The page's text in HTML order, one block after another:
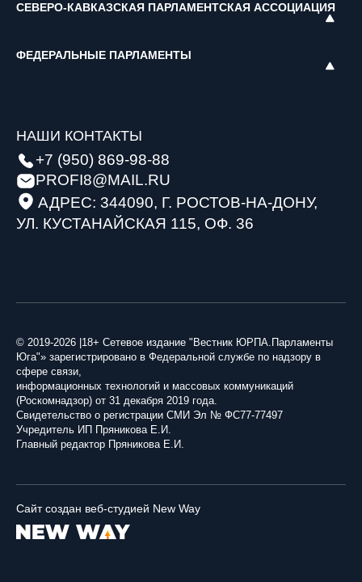
СЕВЕРО-КАВКАЗСКАЯ ПАРЛАМЕНТСКАЯ АССОЦИАЦИЯ
ФЕДЕРАЛЬНЫЕ ПАРЛАМЕНТЫ
НАШИ КОНТАКТЫ
+7 (950) 869-98-88
PROFI8@MAIL.RU
АДРЕС: 344090, Г. РОСТОВ-НА-ДОНУ,
УЛ. КУСТАНАЙСКАЯ 115, ОФ. 36
© 2019-2026 |18+ Сетевое издание "Вестник ЮРПА.Парламенты
Юга"» зарегистрировано в Федеральной службе по надзору в
сфере связи,
информационных технологий и массовых коммуникаций
(Роскомнадзор) от 31 декабря 2019 года.
Свидетельство о регистрации СМИ Эл № ФС77-77497
Учредитель ИП Пряникова Е.И.
Главный редактор Пряникова Е.И.
Сайт создан веб-студией New Way